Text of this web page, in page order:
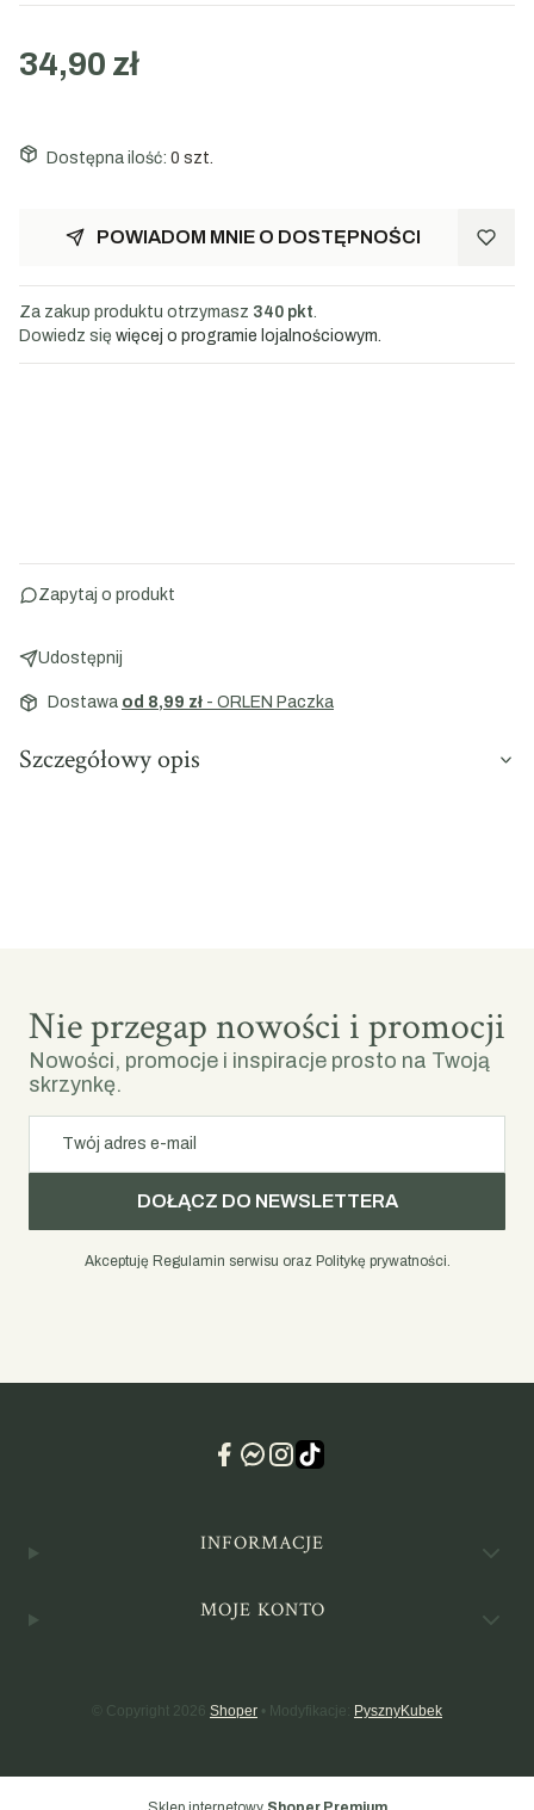
34,90 zł
Dostępna ilość: 0 szt.
POWIADOM MNIE O DOSTĘPNOŚCI
Za zakup produktu otrzymasz 340 pkt
Dowiedz się więcej o programie lojalnościowym.
Zapytaj o produkt
Udostępnij
Dostawa od 8,99 zł - ORLEN Paczka
Szczegółowy opis
Nie przegap nowości i promocji
Nowości, promocje i inspiracje prosto na Twoją
skrzynkę.
Twój adres e-mail
DOŁĄCZ DO NEWSLETTERA
Akceptuję Regulamin serwisu oraz Politykę prywatności.
Linki w stopceINFORMACJE
MOJE KONTO
© Copyright 2026 Shoper • Modyfikacje: PysznyKubek